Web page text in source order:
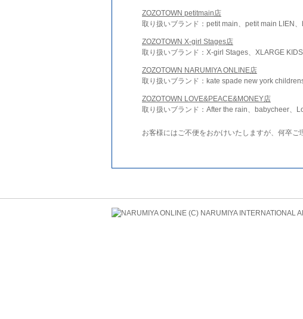
ZOZOTOWN petitmain店
取り扱いブランド：petit main、petit main LIEN
ZOZOTOWN X-girl Stages店
取り扱いブランド：X-girl Stages、XLARGE KIDS
ZOZOTOWN NARUMIYA ONLINE店
取り扱いブランド：kate spade new york
ZOZOTOWN LOVE&PEACE&MONEY店
取り扱いブランド：After the rain、babycheer、
お客様にはご不便をおかけいたしますが、何卒ご